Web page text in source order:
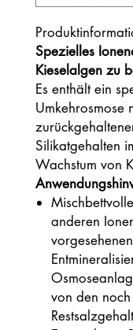
Spezielles
Kieselalgen zu
Es enthält ein
Umkehrosmose
Silikatgehalten
Wachstum von
anderen
von den